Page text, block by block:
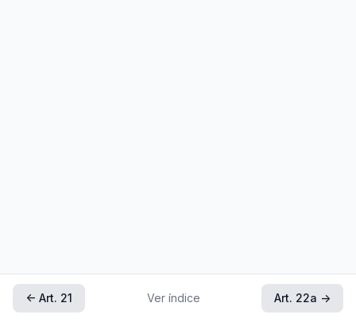
← Art. 21 Ver índice Art. 22a →